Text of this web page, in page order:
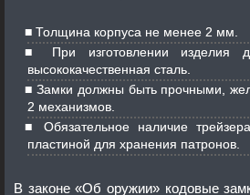
Толщина корпуса не менее 2 мм.
При изготовлении изделия
высококачественная сталь.
Замки должны быть прочными,
2 механизмов.
Обязательное наличие
пластиной для хранения патронов.
В законе «Об оружии» кодовые